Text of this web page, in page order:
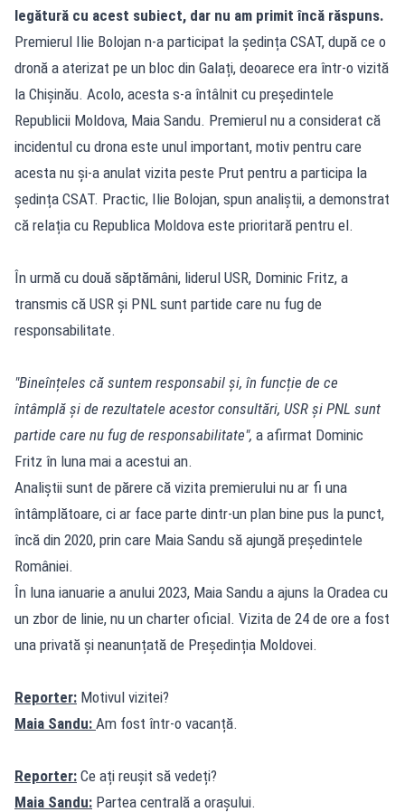
legătură cu acest subiect, dar nu am primit încă răspuns.
Premierul Ilie Bolojan n-a participat la ședința CSAT, după ce o
dronă a aterizat pe un bloc din Galați, deoarece era într-o vizită
la Chișinău. Acolo, acesta s-a întâlnit cu președintele
Republicii Moldova, Maia Sandu. Premierul nu a considerat că
incidentul cu drona este unul important, motiv pentru care
acesta nu și-a anulat vizita peste Prut pentru a participa la
ședința CSAT. Practic, Ilie Bolojan, spun analiștii, a demonstrat
că relația cu Republica Moldova este prioritară pentru el.
În urmă cu două săptămâni, liderul USR, Dominic Fritz, a
transmis că USR și PNL sunt partide care nu fug de
responsabilitate.
"Bineînțeles că suntem responsabil și, în funcție de ce
întâmplă și de rezultatele acestor consultări, USR și PNL sunt
partide care nu fug de responsabilitate", a afirmat Dominic
Fritz în luna mai a acestui an.
Analiștii sunt de părere că vizita premierului nu ar fi una
întâmplătoare, ci ar face parte dintr-un plan bine pus la punct,
încă din 2020, prin care Maia Sandu să ajungă președintele
României.
În luna ianuarie a anului 2023, Maia Sandu a ajuns la Oradea cu
un zbor de linie, nu un charter oficial. Vizita de 24 de ore a fost
una privată și neanunțată de Președinția Moldovei.
Reporter: Motivul vizitei?
Maia Sandu: Am fost într-o vacanță.
Reporter: Ce ați reușit să vedeți?
Maia Sandu: Partea centrală a orașului.